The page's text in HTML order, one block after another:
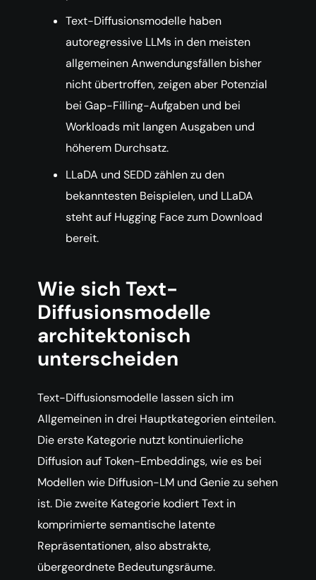
Text-Diffusionsmodelle haben
autoregressive LLMs in den meisten
allgemeinen Anwendungsfällen bisher
nicht übertroffen, zeigen aber Potenzial
bei Gap-Filling-Aufgaben und bei
Workloads mit langen Ausgaben und
höherem Durchsatz.
LLaDA und SEDD zählen zu den
bekanntesten Beispielen, und LLaDA
steht auf Hugging Face zum Download
bereit.
Wie sich Text-
Diffusionsmodelle
architektonisch
unterscheiden
Text-Diffusionsmodelle lassen sich im
Allgemeinen in drei Hauptkategorien einteilen.
Die erste Kategorie nutzt kontinuierliche
Diffusion auf Token-Embeddings, wie es bei
Modellen wie Diffusion-LM und Genie zu sehen
ist. Die zweite Kategorie kodiert Text in
komprimierte semantische latente
Repräsentationen, also abstrakte,
übergeordnete Bedeutungsräume.